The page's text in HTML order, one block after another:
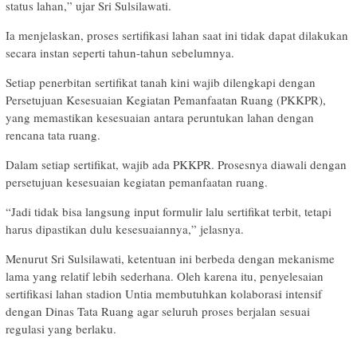
status lahan,” ujar Sri Sulsilawati.
Ia menjelaskan, proses sertifikasi lahan saat ini tidak dapat dilakukan
secara instan seperti tahun-tahun sebelumnya.
Setiap penerbitan sertifikat tanah kini wajib dilengkapi dengan
Persetujuan Kesesuaian Kegiatan Pemanfaatan Ruang (PKKPR),
yang memastikan kesesuaian antara peruntukan lahan dengan
rencana tata ruang.
Dalam setiap sertifikat, wajib ada PKKPR. Prosesnya diawali dengan
persetujuan kesesuaian kegiatan pemanfaatan ruang.
“Jadi tidak bisa langsung input formulir lalu sertifikat terbit, tetapi
harus dipastikan dulu kesesuaiannya,” jelasnya.
Menurut Sri Sulsilawati, ketentuan ini berbeda dengan mekanisme
lama yang relatif lebih sederhana. Oleh karena itu, penyelesaian
sertifikasi lahan stadion Untia membutuhkan kolaborasi intensif
dengan Dinas Tata Ruang agar seluruh proses berjalan sesuai
regulasi yang berlaku.